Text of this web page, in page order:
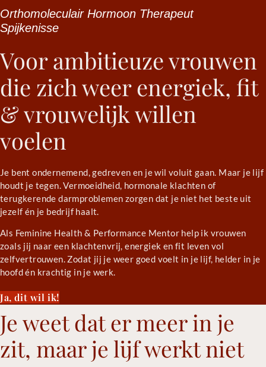
Orthomoleculair Hormoon Therapeut
Spijkenisse
Voor ambitieuze vrouwen
die zich weer energiek, fit
& vrouwelijk willen
voelen
Je bent ondernemend, gedreven en je wil voluit gaan. Maar je lijf
houdt je tegen. Vermoeidheid, hormonale klachten of
terugkerende darmproblemen zorgen dat je niet het beste uit
jezelf én je bedrijf haalt.
Als Feminine Health & Performance Mentor help ik vrouwen
zoals jij naar een klachtenvrij, energiek en fit leven vol
zelfvertrouwen. Zodat jij je weer goed voelt in je lijf, helder in je
hoofd én krachtig in je werk.
Ja, dit wil ik!
Je weet dat er meer in je
zit, maar je lijf werkt niet